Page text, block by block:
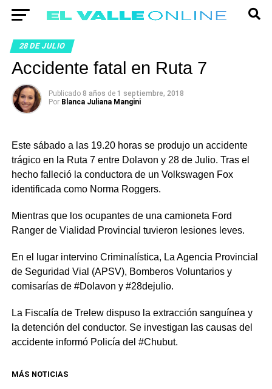
28 DE JULIO
Accidente fatal en Ruta 7
Publicado 8 años de 1 septiembre, 2018
Por Blanca Juliana Mangini
Este sábado a las 19.20 horas se produjo un accidente
trágico en la Ruta 7 entre Dolavon y 28 de Julio. Tras el
hecho falleció la conductora de un Volkswagen Fox
identificada como Norma Roggers.
Mientras que los ocupantes de una camioneta Ford
Ranger de Vialidad Provincial tuvieron lesiones leves.
En el lugar intervino Criminalística, La Agencia Provincial
de Seguridad Vial (APSV), Bomberos Voluntarios y
comisarías de #Dolavon y #28dejulio.
La Fiscalía de Trelew dispuso la extracción sanguínea y
la detención del conductor. Se investigan las causas del
accidente informó Policía del #Chubut.
MÁS NOTICIAS